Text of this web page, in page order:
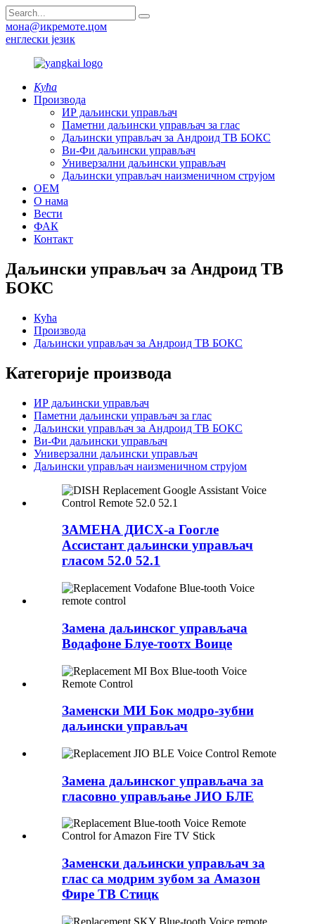
мона@икремоте.цом
енглески језик
Кућа
Производа
ИР даљински управљач
Паметни даљински управљач за глас
Даљински управљач за Андроид ТВ БОКС
Ви-Фи даљински управљач
Универзални даљински управљач
Даљински управљач наизменичном струјом
ОЕМ
О нама
Вести
ФАК
Контакт
Даљински управљач за Андроид ТВ
БОКС
Кућа
Производа
Даљински управљач за Андроид ТВ БОКС
Категорије производа
ИР даљински управљач
Паметни даљински управљач за глас
Даљински управљач за Андроид ТВ БОКС
Ви-Фи даљински управљач
Универзални даљински управљач
Даљински управљач наизменичном струјом
ЗАМЕНА ДИСХ-а Гоогле
Ассистант даљински управљач
гласом 52.0 52.1
Замена даљинског управљача
Водафоне Блуе-тоотх Воице
Заменски МИ Бок модро-зубни
даљински управљач
Замена даљинског управљача за
гласовно управљање ЈИО БЛЕ
Заменски даљински управљач за
глас са модрим зубом за Амазон
Фире ТВ Стицк